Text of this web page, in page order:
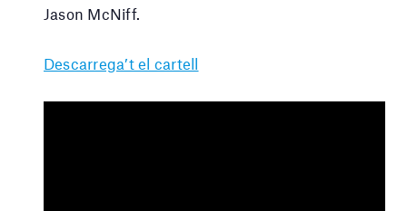
Jason McNiff.
Descarrega’t el cartell